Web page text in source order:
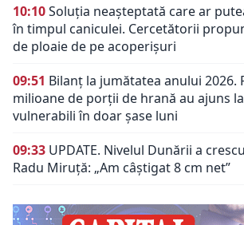
10:10Soluția neașteptată care ar
în timpul caniculei. Cercetătorii
de ploaie de pe acoperișuri
09:51 Bilanț la jumătatea anului 2026.
milioane de porții de hrană au ajuns
vulnerabili în doar șase luni
09:33 UPDATE. Nivelul Dunării a
Radu Miruță: „Am câștigat 8 cm net”